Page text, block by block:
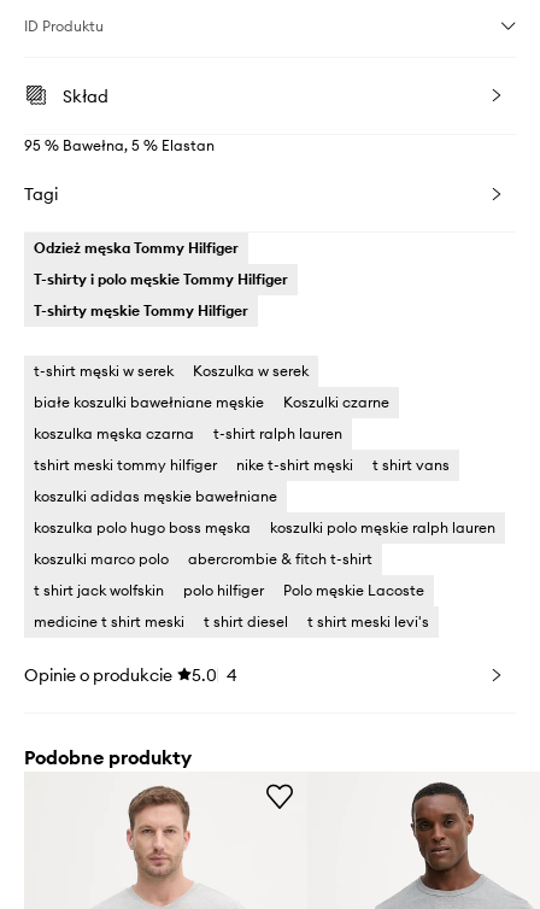
ID Produktu
Skład
95 % Bawełna, 5 % Elastan
Tagi
Odzież męska Tommy Hilfiger
T-shirty i polo męskie Tommy Hilfiger
T-shirty męskie Tommy Hilfiger
t-shirt męski w serek
Koszulka w serek
białe koszulki bawełniane męskie
Koszulki czarne
koszulka męska czarna
t-shirt ralph lauren
tshirt meski tommy hilfiger
nike t-shirt męski
t shirt vans
koszulki adidas męskie bawełniane
koszulka polo hugo boss męska
koszulki polo męskie ralph lauren
koszulki marco polo
abercrombie & fitch t-shirt
t shirt jack wolfskin
polo hilfiger
Polo męskie Lacoste
medicine t shirt meski
t shirt diesel t shirt meski levi's
Opinie o produkcie 5.0 4
Podobne produkty